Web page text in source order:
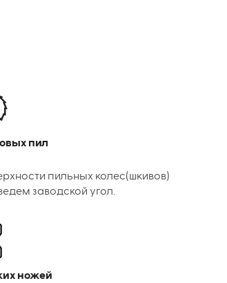
пил
пильных колес(шкивов)
заводской угол.
ножей